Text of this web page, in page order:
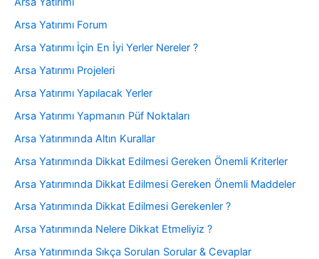
Arsa Yatırımı Forum
Arsa Yatırımı İçin En İyi Yerler Nereler ?
Arsa Yatırımı Projeleri
Arsa Yatırımı Yapılacak Yerler
Arsa Yatırımı Yapmanın Püf Noktaları
Arsa Yatırımında Altın Kurallar
Arsa Yatırımında Dikkat Edilmesi Gereken Önemli Kriterler
Arsa Yatırımında Dikkat Edilmesi Gereken Önemli Maddeler
Arsa Yatırımında Dikkat Edilmesi Gerekenler ?
Arsa Yatırımında Nelere Dikkat Etmeliyiz ?
Arsa Yatırımında Sıkça Sorulan Sorular & Cevaplar